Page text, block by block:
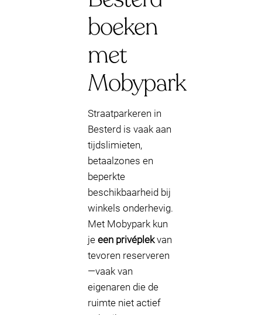
boeken
met
Mobypark
Straatparkeren in
Besterd is vaak aan
tijdslimieten,
betaalzones en
beperkte
beschikbaarheid bij
winkels onderhevig.
Met Mobypark kun
je een privéplekvan
tevoren reserveren
—vaak van
eigenaren die de
ruimte niet actief